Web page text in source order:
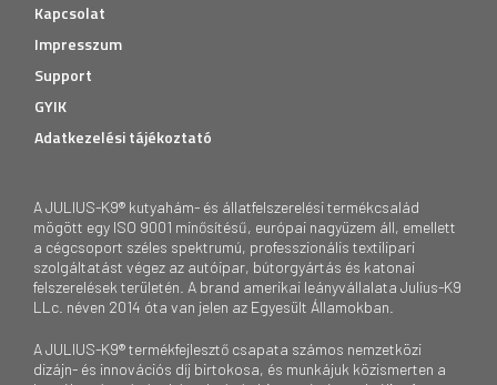
Kapcsolat
Impresszum
Support
GYIK
Adatkezelési tájékoztató
A JULIUS-K9® kutyahám- és állatfelszerelési termékcsalád
mögött egy ISO 9001 minősítésű, európai nagyüzem áll, emellett
a cégcsoport széles spektrumú, professzionális textilipari
szolgáltatást végez az autóipar, bútorgyártás és katonai
felszerelések területén. A brand amerikai leányvállalata Julius-K9
LLc. néven 2014 óta van jelen az Egyesült Államokban.
A JULIUS-K9® termékfejlesztő csapata számos nemzetközi
dizájn- és innovációs díj birtokosa, és munkájuk közismerten a